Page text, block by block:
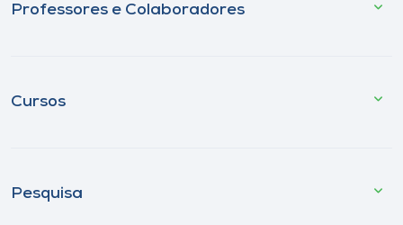
Professores e Colaboradores
Cursos
Pesquisa